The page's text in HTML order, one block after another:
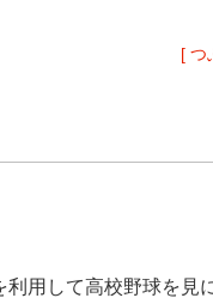
[ つ
利用して高校野球を見